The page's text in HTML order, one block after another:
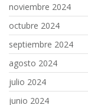
noviembre 2024
octubre 2024
septiembre 2024
agosto 2024
julio 2024
junio 2024